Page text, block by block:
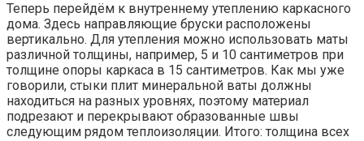
Теперь перейдём к внутреннему утеплению каркасного
дома. Здесь направляющие бруски расположены
вертикально. Для утепления можно использовать маты
различной толщины, например, 5 и 10 сантиметров при
толщине опоры каркаса в 15 сантиметров. Как мы уже
говорили, стыки плит минеральной ваты должны
находиться на разных уровнях, поэтому материал
подрезают и перекрывают образованные швы
следующим рядом теплоизоляции. Итого: толщина всех